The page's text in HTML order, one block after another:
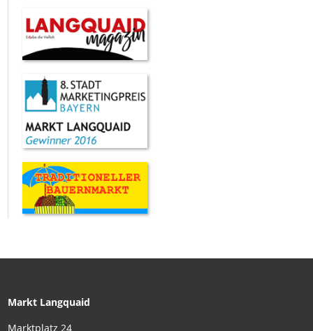
Markt Langquaid
Marktplatz 24